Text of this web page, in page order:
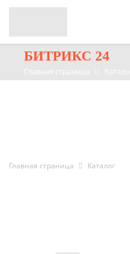
БИТРИКС 24
Главная страница Каталог
Главная страница Каталог